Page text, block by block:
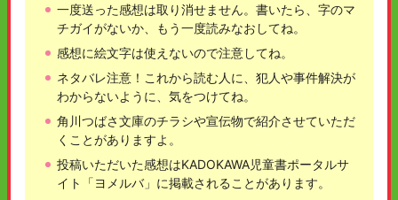
一度送った感想は取り消せません。書いたら、字のマ
チガイがないか、もう一度読みなおしてね。
感想に絵文字は使えないので注意してね。
ネタバレ注意！これから読む人に、犯人や事件解決が
わからないように、気をつけてね。
角川つばさ文庫のチラシや宣伝物で紹介させていただ
くことがありますよ。
投稿いただいた感想はKADOKAWA児童書ポータルサ
イト「ヨメルバ」に掲載されることがあります。